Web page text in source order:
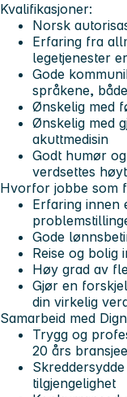
Kvalifikasjoner:
Norsk
Erfaring fra
legetjenester
Gode
språkene,
Ønskelig med
Ønskelig med
akuttmedisin
Godt humør
verdsettes høyt
Hvorfor jobbe som
Erfaring innen
Gode
Reise og bolig
Høy grad av
Gjør en
din virkelig
Samarbeid med
Trygg og
20 års
tilgjengelighet